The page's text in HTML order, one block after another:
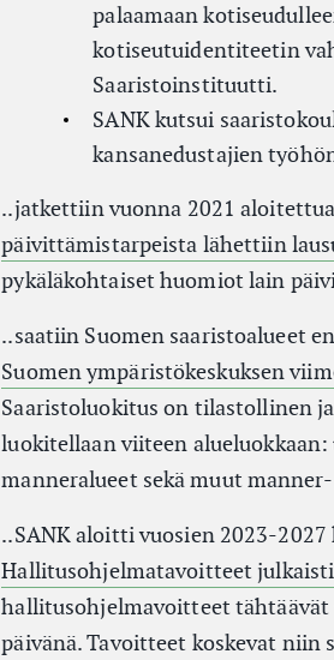
palaamaan
kotiseutuidentiteetin
Saaristoinstituutti.
SANK kutsui
kansanedustajien
..jatkettiin vuonna 2021
päivittämistarpeista lähettiin
pykäläkohtaiset huomiot lain
..saatiin Suomen saaristoalueet
Suomen ympäristökeskuksen
Saaristoluokitus on tilastollinen
luokitellaan viiteen alueluokkaan:
manneralueet sekä muut
..SANK aloitti vuosien 2023-
Hallitusohjelmatavoitteet
hallitusohjelmavoitteet tähtäävät
päivänä. Tavoitteet koskevat